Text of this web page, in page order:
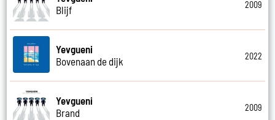
Blijf
2009
Yevgueni
Bovenaan de dijk
2022
Yevgueni
Brand
2009